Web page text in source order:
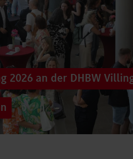
2026 an der DHBW
– und dennoch eine Verbindung